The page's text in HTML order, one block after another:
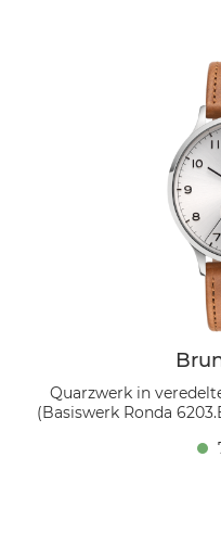
platzierte
unterstreichen.
Sonderzeiger für
sorgen für optimale
Bio-Lederband
Quarzwerk in
(Basiswerk Ronda